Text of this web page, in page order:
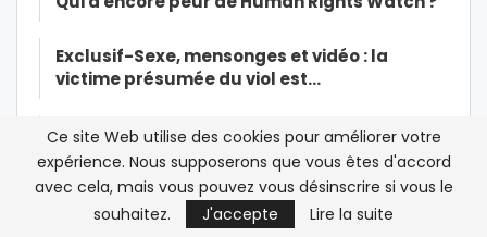
Exclusif-Sexe, mensonges et vidéo : la
victime présumée du viol est…
Histoires interdites du financement des ONG
de droits de l’Homme et de…
Christian Harbulot: « L’objectif d’Amnesty
Ce site Web utilise des cookies pour améliorer votre
expérience. Nous supposerons que vous êtes d'accord
avec cela, mais vous pouvez vous désinscrire si vous le
souhaitez.
J'accepte Lire la suite